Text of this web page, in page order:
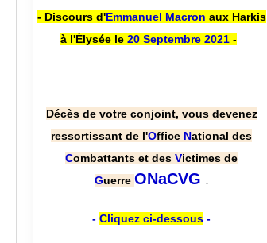
- Discours d'Emmanuel Macron aux Harkis
à l'Élysée le 20 Septembre 2021 -
Décès de votre conjoint, vous devenez
ressortissant de l'Office National des
Combattants et des Victimes de
Guerre ONaCVG .
- Cliquez ci-dessous -